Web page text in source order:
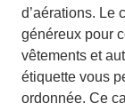
d’aérations. Le
généreux pour
vêtements et
étiquette vous
ordonnée. Ce